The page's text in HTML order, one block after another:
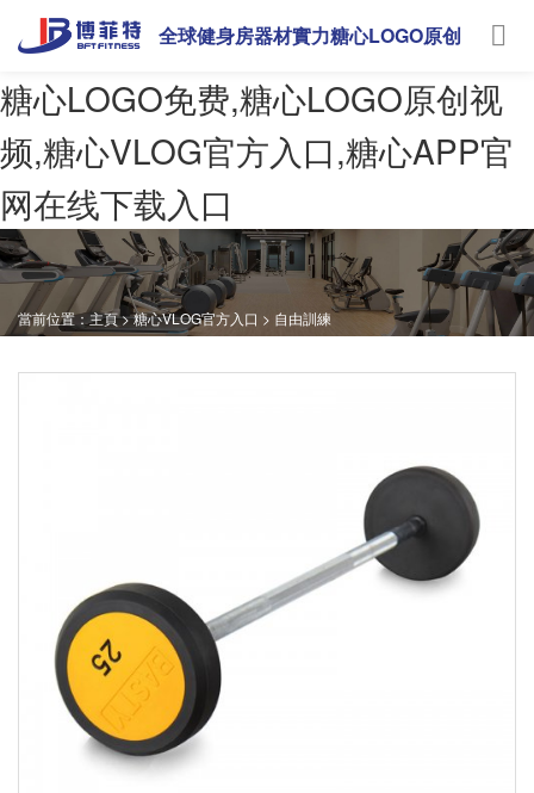
糖心LOGO免费,糖心LOGO原创视
频,糖心VLOG官方入口,糖心APP官
网在线下载入口
全球健身房器材實力糖心LOGO原创
當前位置：主頁>糖心VLOG官方入口 > 自由訓練